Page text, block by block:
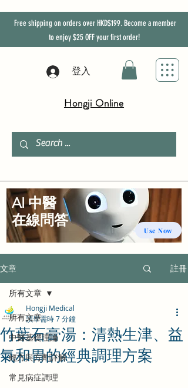
Free shipping on orders over HKD$199. Become a member
to enjoy$25 OFFyour first order!
登入
Hongji Online
文章 註冊
所有文章
中醫基礎理論
經方與方劑詳解
常見病症調理
所有文章
竹葉石膏湯：清熱生津、益
氣和胃的經典調理方案
Hongji Medical
讀畢需時 7 分鐘
Use Now
AI 中醫
​在線問答